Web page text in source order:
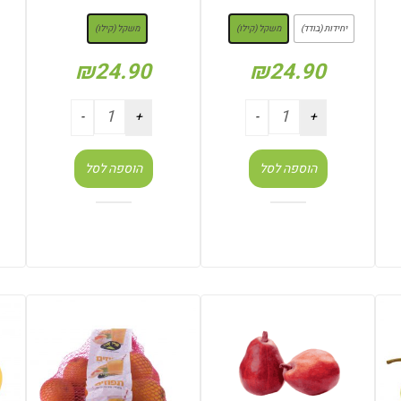
יחידות (בודד) משקל (קילו)
₪24.90
הוספה לסל
משקל (קילו)
₪24.90
הוספה לסל